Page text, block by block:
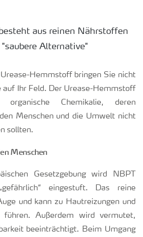
aus reinen Nährstoffen
Alternative"
Hemmstoff bringen Sie nicht
auf Ihr Feld. Der Urease-Hemmstoff
Chemikalie, deren
Menschen und die Umwelt nicht
sollten.
Menschen
Gesetzgebung wird NBPT
eingestuft. Das reine
und kann zu Hautreizungen und
führen. Außerdem wird vermutet,
beeinträchtigt. Beim Umgang